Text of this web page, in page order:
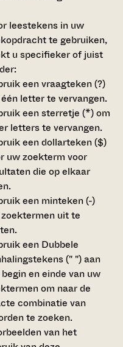
leestekens in uw
te gebruiken,
u specifieker of juist
eenvraagteken (?)
letter te vervangen.
eensterretje (*)om
letters te vervangen.
eendollarteken ($)
uw zoekterm voor
die op elkaar
een minteken (-)
uit te
een Dubbele
(" ")aan
en einde van uw
om naar de
combinatie van
te zoeken.
van het